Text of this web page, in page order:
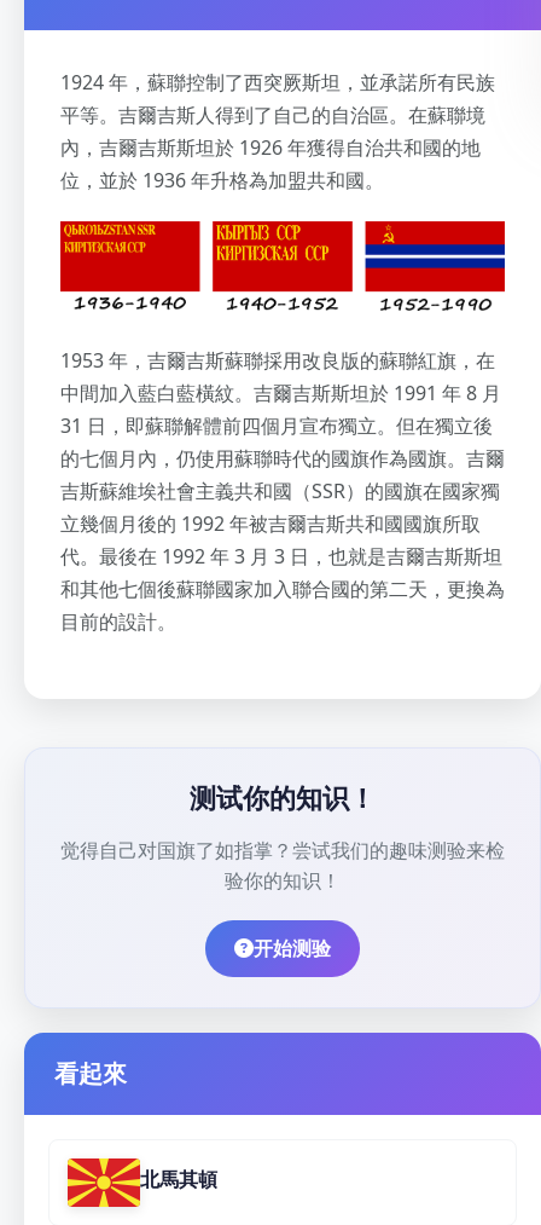
1924 年，蘇聯控制了西突厥斯坦，並承諾所有民族
平等。吉爾吉斯人得到了自己的自治區。在蘇聯境
內，吉爾吉斯斯坦於 1926 年獲得自治共和國的地
位，並於 1936 年升格為加盟共和國。
1953 年，吉爾吉斯蘇聯採用改良版的蘇聯紅旗，在
中間加入藍白藍橫紋。吉爾吉斯斯坦於 1991 年 8 月
31 日，即蘇聯解體前四個月宣布獨立。但在獨立後
的七個月內，仍使用蘇聯時代的國旗作為國旗。吉爾
吉斯蘇維埃社會主義共和國（SSR）的國旗在國家獨
立幾個月後的 1992 年被吉爾吉斯共和國國旗所取
代。最後在 1992 年 3 月 3 日，也就是吉爾吉斯斯坦
和其他七個後蘇聯國家加入聯合國的第二天，更換為
目前的設計。
测试你的知识！
觉得自己对国旗了如指掌？尝试我们的趣味测验来检
验你的知识！
开始测验
看起來
北馬其頓